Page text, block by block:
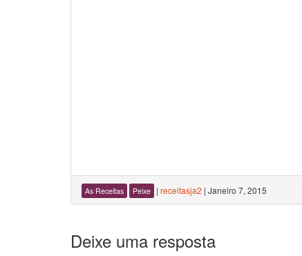
As Receitas Peixe | receitasja2 | Janeiro 7, 2015
Deixe uma resposta